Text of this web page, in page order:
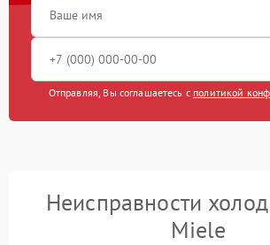
Отправляя, Вы соглашаетесь с политикой
Неисправности
Miele